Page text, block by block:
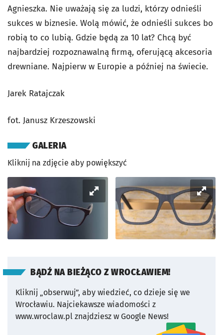
Agnieszka. Nie uważają się za ludzi, którzy odnieśli
sukces w biznesie. Wolą mówić, że odnieśli sukces bo
robią to co lubią. Gdzie będą za 10 lat? Chcą być
najbardziej rozpoznawalną firmą, oferującą akcesoria
drewniane. Najpierw w Europie a później na świecie.
Jarek Ratajczak
fot. Janusz Krzeszowski
GALERIA
Kliknij na zdjęcie aby powiększyć
BĄDŹ NA BIEŻĄCO Z WROCŁAWIEM!
Kliknij „obserwuj”, aby wiedzieć, co dzieje się we
Wrocławiu. Najciekawsze wiadomości z
www.wroclaw.pl znajdziesz w Google News!